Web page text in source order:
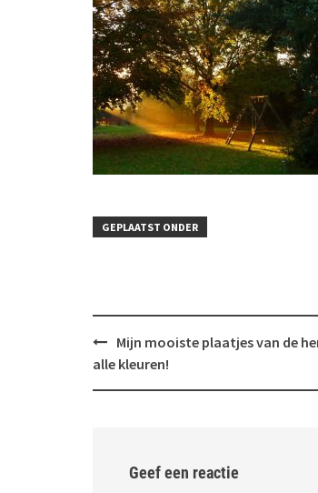
GEPLAATST ONDER
Bericht
navigatie
Mijn mooiste plaatjes van de
alle kleuren!
Geef een reactie